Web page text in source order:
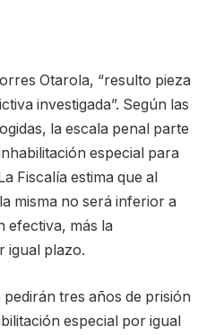
Otarola, “resulto pieza
investigada”. Según las
la escala penal parte
especial para
Fiscalía estima que al
misma no será inferior a
efectiva, más la
igual plazo.
tres años de prisión
especial por igual